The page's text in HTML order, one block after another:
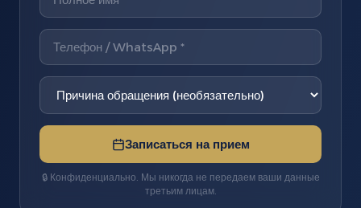
Записаться на прием
🔒 Конфиденциально. Мы никогда не передаем ваши данные
третьим лицам.